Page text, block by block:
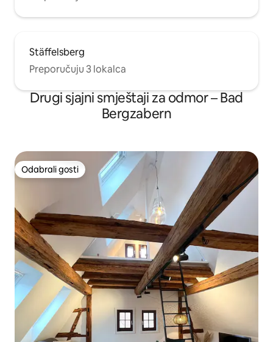
Stäffelsberg
Preporučuju 3 lokalca
Drugi sjajni smještaji za odmor – Bad
Bergzabern
Odabrali gosti
Odabrali gosti